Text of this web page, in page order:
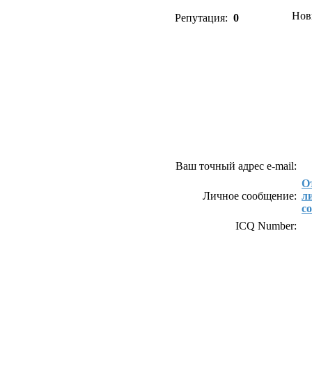
Репутация: 0
Ваш точный адрес e-mail:
Личное сообщение:
ICQ Number: